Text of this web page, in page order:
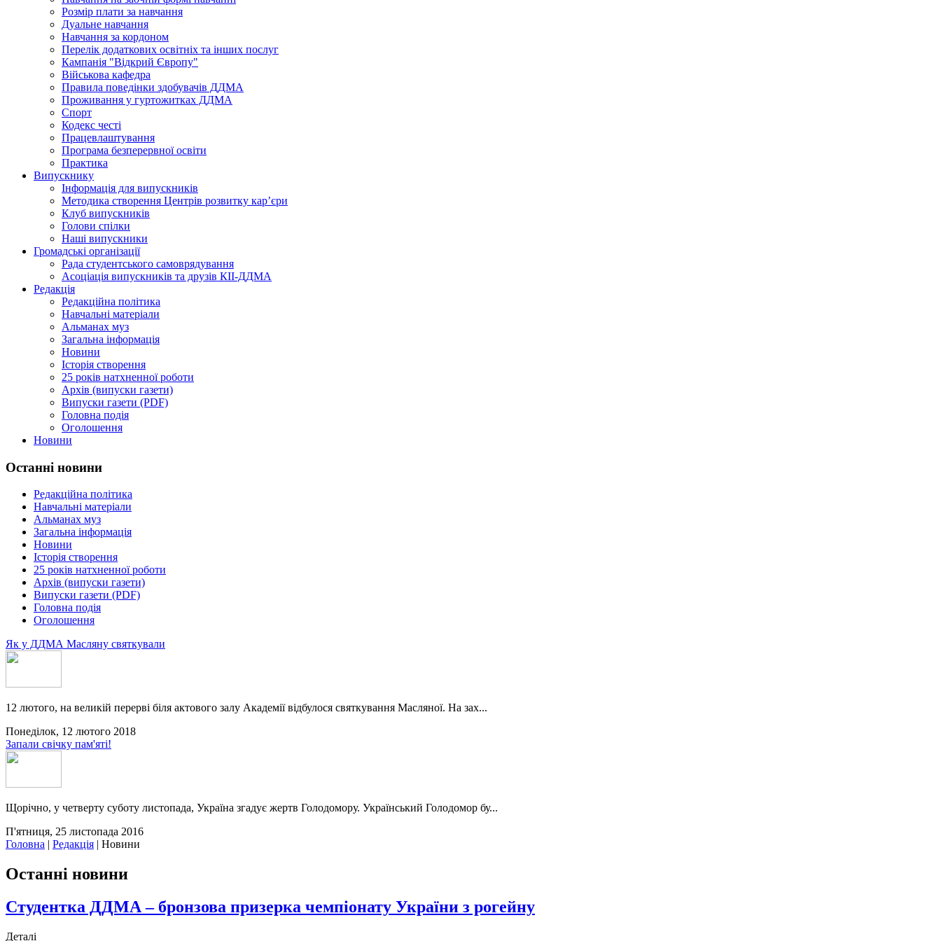
Розмір плати за навчання
Дуальне навчання
Навчання за кордоном
Перелік додаткових освітніх та інших послуг
Кампанія "Відкрий Європу"
Військова кафедра
Правила поведінки здобувачів ДДМА
Проживання у гуртожитках ДДМА
Спорт
Кодекс честі
Працевлаштування
Програма безперервної освіти
Практика
Випускнику
Інформація для випускників
Методика створення Центрів розвитку кар’єри
Клуб випускників
Голови спілки
Наші випускники
Громадські організації
Рада студентського самоврядування
Асоціація випускників та друзів КІІ-ДДМА
Редакція
Редакційна політика
Навчальні матеріали
Альманах муз
Загальна інформація
Новини
Історія створення
25 років натхненної роботи
Архів (випуски газети)
Випуски газети (PDF)
Головна подія
Оголошення
Новини
Останні новини
Редакційна політика
Навчальні матеріали
Альманах муз
Загальна інформація
Новини
Історія створення
25 років натхненної роботи
Архів (випуски газети)
Випуски газети (PDF)
Головна подія
Оголошення
Як у ДДМА Масляну святкували
12 лютого, на великій перерві біля актового залу Академії відбулося святкування Масляної. На зах...
Понеділок, 12 лютого 2018
Запали свічку пам'яті!
Щорічно, у четверту суботу листопада, Україна згадує жертв Голодомору. Український Голодомор бу...
П'ятниця, 25 листопада 2016
Головна | Редакція | Новини
Останні новини
Студентка ДДМА – бронзова призерка чемпіонату України з рогейну
Деталі